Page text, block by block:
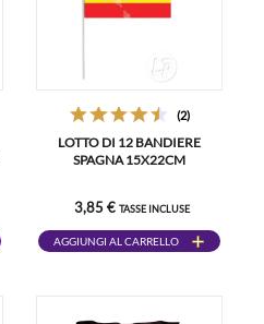
(2)
LOTTO DI 12 BANDIERE
SPAGNA 15X22CM
3,85 € TASSE INCLUSE
AGGIUNGI AL CARRELLO